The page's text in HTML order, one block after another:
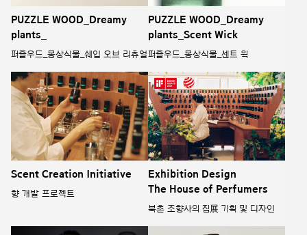
PUZZLE WOOD_Dreamy
plants_
퍼즐우드_몽상식물_쉐입 오브 리츄얼
PUZZLE WOOD_Dreamy
plants_Scent Wick
퍼즐우드_몽상식물_센트 윅
Scent Creation Initiative
향 개발 프로젝트
Exhibition Design
The House of Perfumers
북촌 조향사의 집展 기획 및 디자인